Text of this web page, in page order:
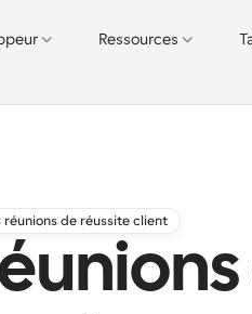
Ressources
de réussite client